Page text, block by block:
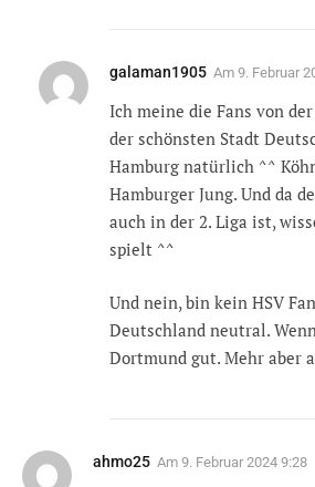
galaman1905 Am 9. Februar
Ich meine die Fans von
der schönsten Stadt
Hamburg natürlich ^^
Hamburger Jung. Und da
auch in der 2. Liga ist,
spielt ^^
Und nein, bin kein HSV
Deutschland neutral.
Dortmund gut. Mehr aber
ahmo25 Am 9. Februar 2024 9:28